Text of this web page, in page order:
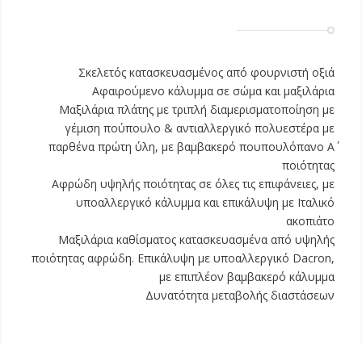
Σκελετός κατασκευασμένος από φουρνιστή οξιά
Αφαιρούμενο κάλυμμα σε σώμα και μαξιλάρια
Μαξιλάρια πλάτης με τριπλή διαμερισματοποίηση με
γέμιση πούπουλο & αντιαλλεργικό πολυεστέρα με
παρθένα πρώτη ύλη, με βαμβακερό πουπουλόπανο Α΄
ποιότητας
Αφρώδη υψηλής ποιότητας σε όλες τις επιφάνειες, με
υποαλλεργικό κάλυμμα και επικάλυψη με Ιταλικό
ακοπιάτο
Μαξιλάρια καθίσματος κατασκευασμένα από υψηλής
ποιότητας αφρώδη. Επικάλυψη με υποαλλεργικό Dacron,
με επιπλέον βαμβακερό κάλυμμα
Δυνατότητα μεταβολής διαστάσεων